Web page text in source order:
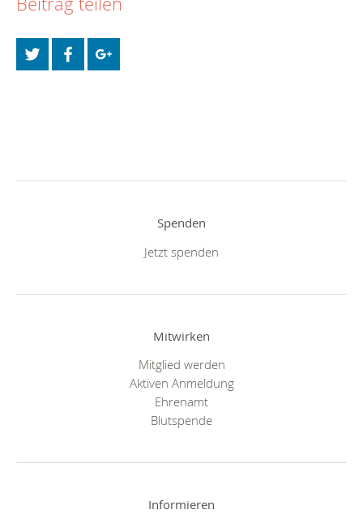
Spenden
Jetzt spenden
Mitwirken
Mitglied werden
Aktiven Anmeldung
Ehrenamt
Blutspende
Informieren